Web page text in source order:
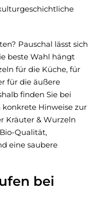
Pauschal lässt sich
beste Wahl hängt
für die Küche, für
für die äußere
finden Sie bei
konkrete Hinweise zur
Kräuter & Wurzeln
Qualität,
eine saubere
bei